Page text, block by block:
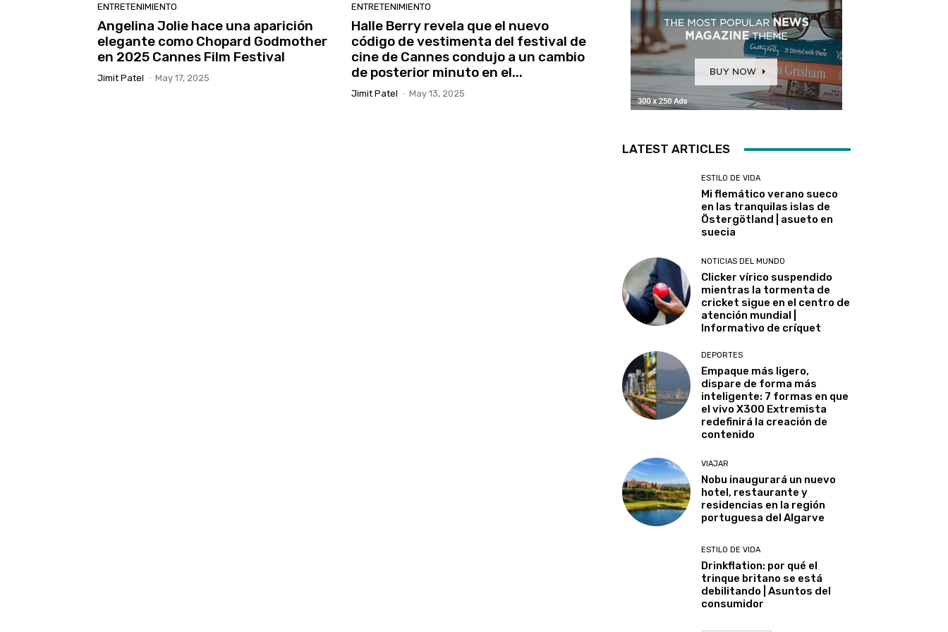
ENTRETENIMIENTO
Angelina Jolie hace una aparición
elegante como Chopard Godmother
en 2025 Cannes Film Festival
Jimit Patel - May 17, 2025
ENTRETENIMIENTO
Halle Berry revela que el nuevo
código de vestimenta del festival de
cine de Cannes condujo a un cambio
de posterior minuto en el...
Jimit Patel - May 13, 2025
LATEST ARTICLES
ESTILO DE VIDA
Mi flemático verano sueco
en las tranquilas islas de
Östergötland | asueto en
suecia
NOTICIAS DEL MUNDO
Clicker vírico suspendido
mientras la tormenta de
cricket sigue en el centro de
atención mundial |
Informativo de críquet
DEPORTES
Empaque más ligero,
dispare de forma más
inteligente: 7 formas en que
el vivo X300 Extremista
redefinirá la creación de
contenido
VIAJAR
Nobu inaugurará un nuevo
hotel, restaurante y
residencias en la región
portuguesa del Algarve
ESTILO DE VIDA
Drinkflation: por qué el
trinque britano se está
debilitando | Asuntos del
consumidor